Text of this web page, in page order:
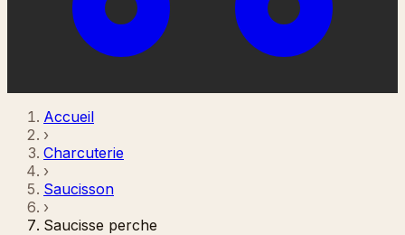
Accueil
›
Charcuterie
›
Saucisson
›
Saucisse perche